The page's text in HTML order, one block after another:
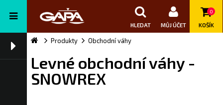
HLEDAT MŮJ ÚČET
0
KOŠÍK
Produkty Obchodní váhy
Levné obchodní váhy -
SNOWREX